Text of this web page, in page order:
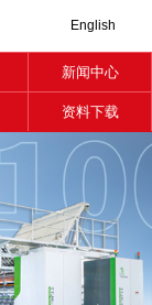
English
新闻中心
资料下载